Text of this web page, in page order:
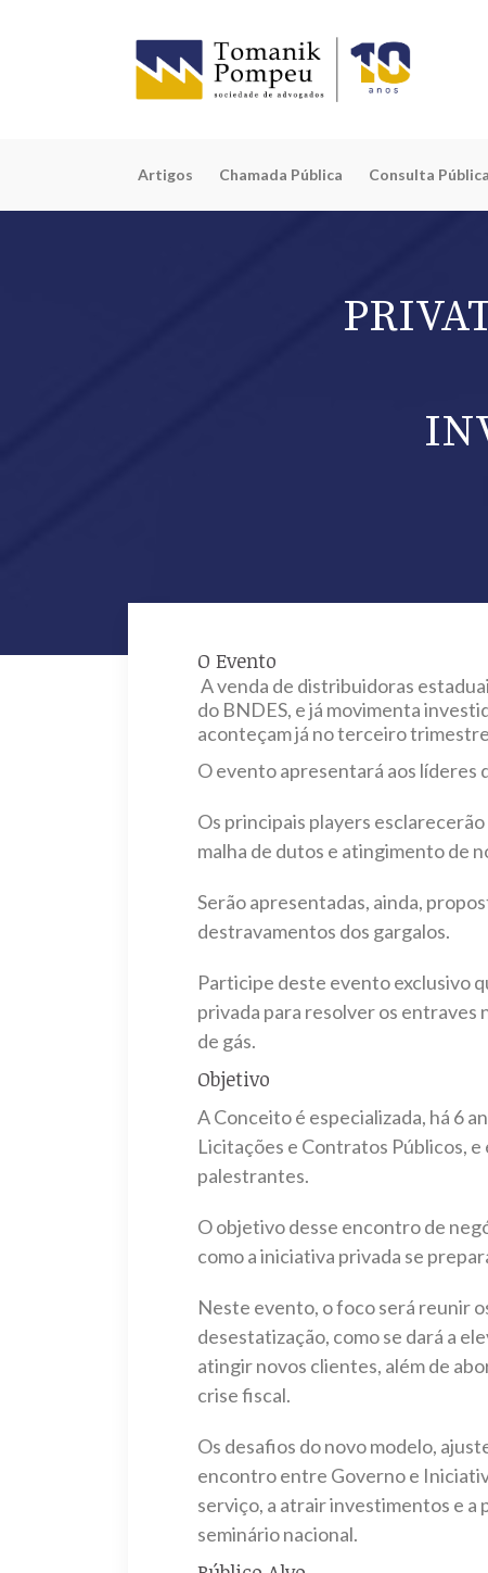
Artigos Chamada Pública Consulta Pública
O Evento
A venda de distribuidoras
do BNDES, e já movimenta
aconteçam já no terceiro
O evento apresentará aos líderes
Os principais players
malha de dutos e atingimento de
Serão apresentadas, ainda,
destravamentos dos gargalos.
Participe deste evento exclusivo
privada para resolver os entraves
de gás.
Objetivo
A Conceito é especializada, há 6
Licitações e Contratos Públicos,
palestrantes.
O objetivo desse encontro de
como a iniciativa privada se
Neste evento, o foco será reunir
desestatização, como se dará a
atingir novos clientes, além de
crise fiscal.
Os desafios do novo modelo,
encontro entre Governo e
serviço, a atrair investimentos e a
seminário nacional.